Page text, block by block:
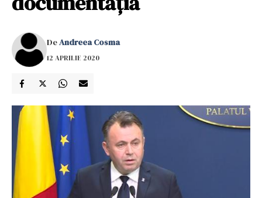
DeAndreea Cosma
12 APRILIE 2020